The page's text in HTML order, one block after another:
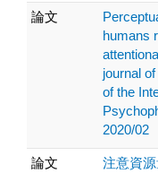
論文
humans
journal
of the
2020/02
論文
注意資